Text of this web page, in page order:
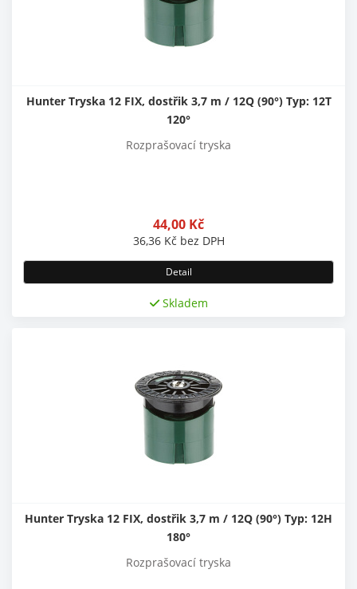
Hunter Tryska 12 FIX, dostřik 3,7 m / 12Q (90°) Typ: 12T
120°
Rozprašovací tryska
44,00 Kč
36,36 Kč bez DPH
Detail
Skladem
Hunter Tryska 12 FIX, dostřik 3,7 m / 12Q (90°) Typ: 12H
180°
Rozprašovací tryska